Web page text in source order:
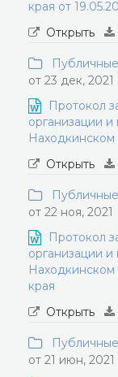
края от
Открыть
от 23 дек, 2021
Протокол
организации
Находкинском
Открыть
от 22 ноя, 2021
Протокол
организации
Находкинском
края
Открыть
от 21 июн, 2021